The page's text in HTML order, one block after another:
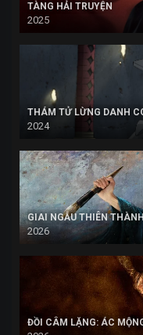
TÀNG HẢI TRUYỆN
2025
THÁM TỬ LỪNG DANH
2024
GIAI NGẪU THIÊN THÀNH
2026
ĐỒI CÂM LẶNG: ÁC